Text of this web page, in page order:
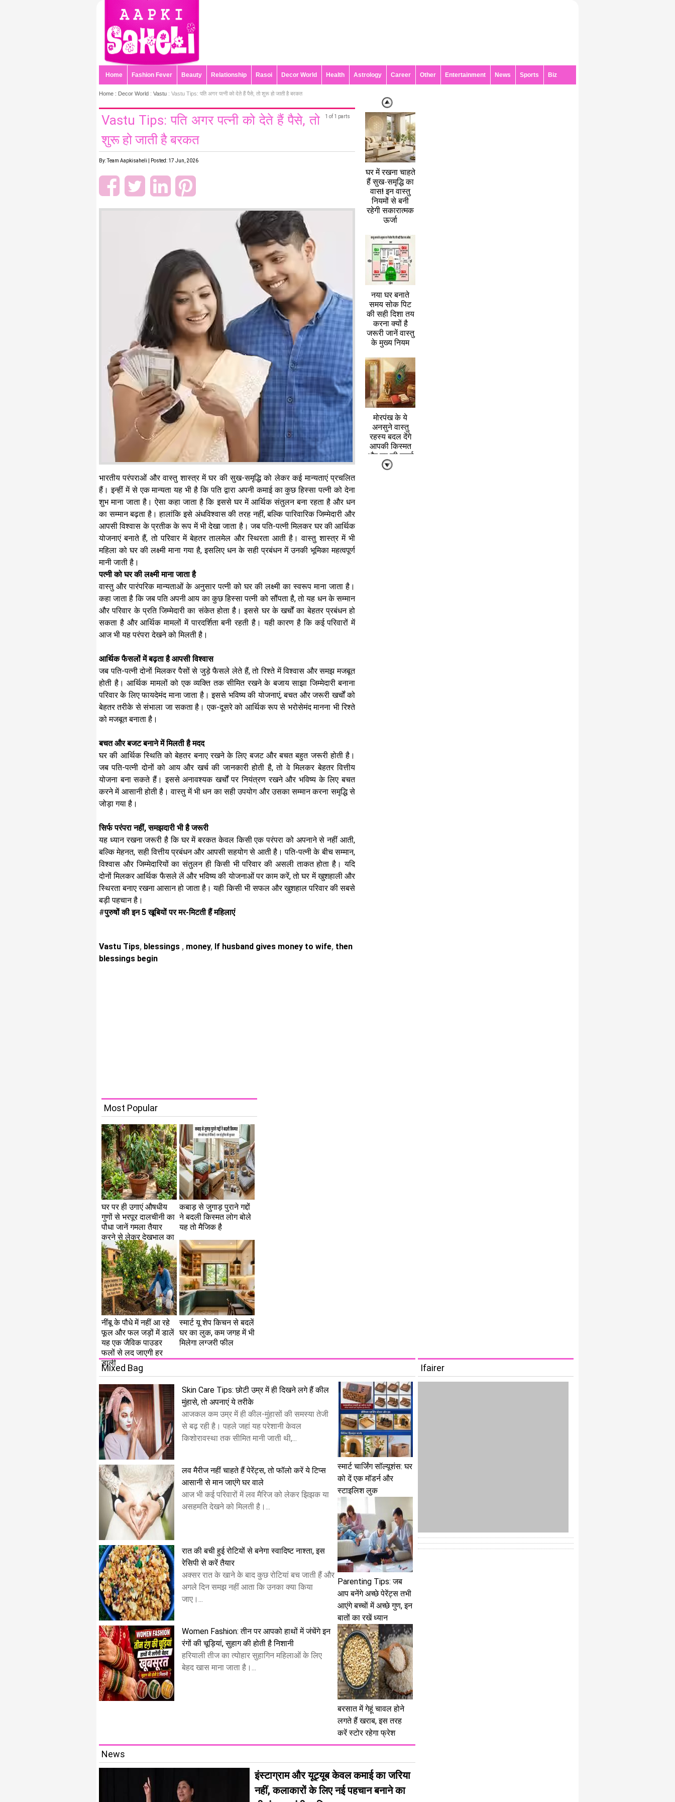
Home Fashion Fever Beauty Relationship Rasoi Decor World Health Astrology Career Other Entertainment News Sports Biz
Home : Decor World : Vastu : Vastu Tips: पति अगर पत्नी को देते हैं पैसे, तो शुरू हो जाती है बरकत
1 of 1 parts
Vastu Tips: पति अगर पत्नी को देते हैं पैसे, तो
शुरू हो जाती है बरकत
By: Team Aapkisaheli | Posted: 17 Jun, 2026
भारतीय परंपराओं और वास्तु शास्त्र में घर की सुख-समृद्धि को लेकर कई मान्यताएं प्रचलित
हैं। इन्हीं में से एक मान्यता यह भी है कि पति द्वारा अपनी कमाई का कुछ हिस्सा पत्नी को देना
शुभ माना जाता है। ऐसा कहा जाता है कि इससे घर में आर्थिक संतुलन बना रहता है और धन
का सम्मान बढ़ता है। हालांकि इसे अंधविश्वास की तरह नहीं, बल्कि पारिवारिक जिम्मेदारी और
आपसी विश्वास के प्रतीक के रूप में भी देखा जाता है। जब पति-पत्नी मिलकर घर की आर्थिक
योजनाएं बनाते हैं, तो परिवार में बेहतर तालमेल और स्थिरता आती है। वास्तु शास्त्र में भी
महिला को घर की लक्ष्मी माना गया है, इसलिए धन के सही प्रबंधन में उनकी भूमिका महत्वपूर्ण
मानी जाती है।
पत्नी को घर की लक्ष्मी माना जाता है
वास्तु और पारंपरिक मान्यताओं के अनुसार पत्नी को घर की लक्ष्मी का स्वरूप माना जाता है।
कहा जाता है कि जब पति अपनी आय का कुछ हिस्सा पत्नी को सौंपता है, तो यह धन के सम्मान
और परिवार के प्रति जिम्मेदारी का संकेत होता है। इससे घर के खर्चों का बेहतर प्रबंधन हो
सकता है और आर्थिक मामलों में पारदर्शिता बनी रहती है। यही कारण है कि कई परिवारों में
आज भी यह परंपरा देखने को मिलती है।
आर्थिक फैसलों में बढ़ता है आपसी विश्वास
जब पति-पत्नी दोनों मिलकर पैसों से जुड़े फैसले लेते हैं, तो रिश्ते में विश्वास और समझ मजबूत
होती है। आर्थिक मामलों को एक व्यक्ति तक सीमित रखने के बजाय साझा जिम्मेदारी बनाना
परिवार के लिए फायदेमंद माना जाता है। इससे भविष्य की योजनाएं, बचत और जरूरी खर्चों को
बेहतर तरीके से संभाला जा सकता है। एक-दूसरे को आर्थिक रूप से भरोसेमंद मानना भी रिश्ते
को मजबूत बनाता है।
बचत और बजट बनाने में मिलती है मदद
घर की आर्थिक स्थिति को बेहतर बनाए रखने के लिए बजट और बचत बहुत जरूरी होती है।
जब पति-पत्नी दोनों को आय और खर्च की जानकारी होती है, तो वे मिलकर बेहतर वित्तीय
योजना बना सकते हैं। इससे अनावश्यक खर्चों पर नियंत्रण रखने और भविष्य के लिए बचत
करने में आसानी होती है। वास्तु में भी धन का सही उपयोग और उसका सम्मान करना समृद्धि से
जोड़ा गया है।
सिर्फ परंपरा नहीं, समझदारी भी है जरूरी
यह ध्यान रखना जरूरी है कि घर में बरकत केवल किसी एक परंपरा को अपनाने से नहीं आती,
बल्कि मेहनत, सही वित्तीय प्रबंधन और आपसी सहयोग से आती है। पति-पत्नी के बीच सम्मान,
विश्वास और जिम्मेदारियों का संतुलन ही किसी भी परिवार की असली ताकत होता है। यदि
दोनों मिलकर आर्थिक फैसले लें और भविष्य की योजनाओं पर काम करें, तो घर में खुशहाली और
स्थिरता बनाए रखना आसान हो जाता है। यही किसी भी सफल और खुशहाल परिवार की सबसे
बड़ी पहचान है।
#पुरुषों की इन 5 खूबियों पर मर-मिटती हैं महिलाएं
Vastu Tips, blessings , money, If husband gives money to wife, then
blessings begin
घर में रखना चाहते
हैं सुख-समृद्धि का
वास! इन वास्तु
नियमों से बनी
रहेगी सकारात्मक
ऊर्जा
नया घर बनाते
समय सोक पिट
की सही दिशा तय
करना क्यों है
जरूरी जानें वास्तु
के मुख्य नियम
मोरपंख के ये
अनसुने वास्तु
रहस्य बदल देंगे
आपकी किस्मत
और घर की ऊर्जा
Most Popular
घर पर ही उगाएं औषधीय
गुणों से भरपूर दालचीनी का
पौधा जानें गमला तैयार
करने से लेकर देखभाल का
सही तरीका
कबाड़ से जुगाड़ पुराने गद्दों
ने बदली किस्मत लोग बोले
यह तो मैजिक है
नींबू के पौधे में नहीं आ रहे
फूल और फल जड़ों में डालें
यह एक जैविक पाउडर
फलों से लद जाएगी हर
डाली
स्मार्ट यू शेप किचन से बदलें
घर का लुक, कम जगह में भी
मिलेगा लग्जरी फील
Mixed Bag
Skin Care Tips: छोटी उम्र में ही दिखने लगे हैं कील
मुंहासे, तो अपनाएं ये तरीके
आजकल कम उम्र में ही कील-मुंहासों की समस्या तेजी
से बढ़ रही है। पहले जहां यह परेशानी केवल
किशोरावस्था तक सीमित मानी जाती थी,...
लव मैरीज नहीं चाहते हैं पेरेंट्स, तो फॉलो करें ये टिप्स
आसानी से मान जाएंगे घर वाले
आज भी कई परिवारों में लव मैरिज को लेकर झिझक या
असहमति देखने को मिलती है।...
रात की बची हुई रोटियों से बनेगा स्वादिष्ट नाश्ता, इस
रेसिपी से करें तैयार
अक्सर रात के खाने के बाद कुछ रोटियां बच जाती हैं और
अगले दिन समझ नहीं आता कि उनका क्या किया
जाए।...
Women Fashion: तीन पर आपको हाथों में जंचेंगे इन
रंगों की चूड़ियां, सुहाग की होती है निशानी
हरियाली तीज का त्योहार सुहागिन महिलाओं के लिए
बेहद खास माना जाता है।...
स्मार्ट चार्जिंग सॉल्यूशंस: घर
को दें एक मॉडर्न और
स्टाइलिश लुक
Parenting Tips: जब
आप बनेंगे अच्छे पेरेंट्स तभी
आएंगे बच्चाें में अच्छे गुण, इन
बातों का रखें ध्यान
बरसात में गेहूं चावल होने
लगते हैं खराब, इस तरह
करें स्टोर रहेगा फ्रेश
News
इंस्टाग्राम और यूट्यूब केवल कमाई का जरिया
नहीं, कलाकारों के लिए नई पहचान बनाने का
Ifairer